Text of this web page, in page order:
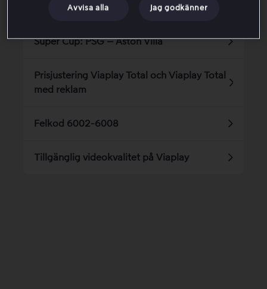
Super Cup: PSG – Aston Villa
Prisjustering Viaplay Total och Viaplay Total
med reklam
Felkod 6002-6008
Tillgänglig videokvalitet på Viaplay
Avvisa alla Jag godkänner